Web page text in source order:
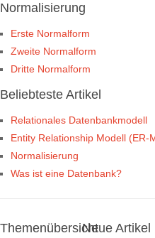
Normalisierung
Erste Normalform
Zweite Normalform
Dritte Normalform
Beliebteste Artikel
Relationales Datenbankmodell
Entity Relationship Modell (ER-
Normalisierung
Was ist eine Datenbank?
ThemenübersichtNeue Artikel